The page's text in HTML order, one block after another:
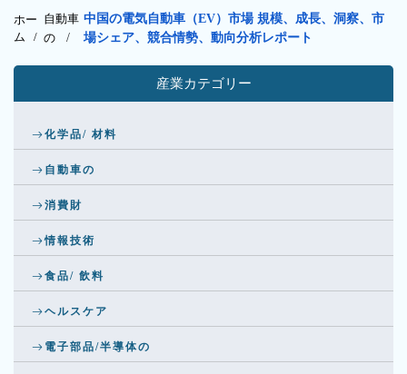
ホー
ム /
自動車
の /
中国の電気自動車（EV）市場 規模、成長、洞察、市
場シェア、競合情勢、動向分析レポート
産業カテゴリー
化学品/ 材料
自動車の
消費財
情報技術
食品/ 飲料
ヘルスケア
電子部品/半導体の